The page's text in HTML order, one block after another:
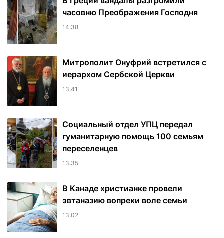
часовню Преображения Господня
14:38
Митрополит Онуфрий встретился с
иерархом Сербской Церкви
13:41
Социальный отдел УПЦ передал
гуманитарную помощь 100 семьям
переселенцев
13:35
В Канаде христианке провели
эвтаназию вопреки воле семьи
13:02